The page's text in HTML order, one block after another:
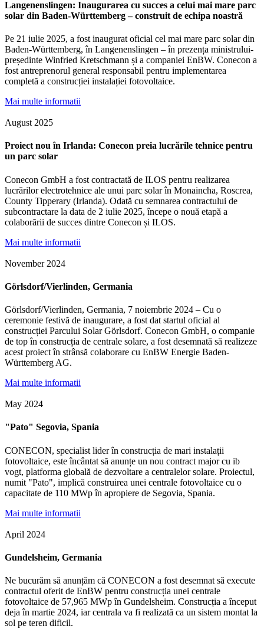
Langenenslingen: Inaugurarea cu succes a celui mai mare parc
solar din Baden-Württemberg – construit de echipa noastră
Pe 21 iulie 2025, a fost inaugurat oficial cel mai mare parc solar din
Baden-Württemberg, în Langenenslingen – în prezența ministrului-
președinte Winfried Kretschmann și a companiei EnBW. Conecon a
fost antreprenorul general responsabil pentru implementarea
completă a construcției instalației fotovoltaice.
Mai multe informatii
August 2025
Proiect nou în Irlanda: Conecon preia lucrările tehnice pentru
un parc solar
Conecon GmbH a fost contractată de ILOS pentru realizarea
lucrărilor electrotehnice ale unui parc solar în Monaincha, Roscrea,
County Tipperary (Irlanda). Odată cu semnarea contractului de
subcontractare la data de 2 iulie 2025, începe o nouă etapă a
colaborării de succes dintre Conecon și ILOS.
Mai multe informatii
November 2024
Görlsdorf/Vierlinden, Germania
Görlsdorf/Vierlinden, Germania, 7 noiembrie 2024 – Cu o
ceremonie festivă de inaugurare, a fost dat startul oficial al
construcției Parcului Solar Görlsdorf. Conecon GmbH, o companie
de top în construcția de centrale solare, a fost desemnată să realizeze
acest proiect în strânsă colaborare cu EnBW Energie Baden-
Württemberg AG.
Mai multe informatii
May 2024
"Pato" Segovia, Spania
CONECON, specialist lider în construcția de mari instalații
fotovoltaice, este încântat să anunțe un nou contract major cu ib
vogt, platforma globală de dezvoltare a centralelor solare. Proiectul,
numit "Pato", implică construirea unei centrale fotovoltaice cu o
capacitate de 110 MWp în apropiere de Segovia, Spania.
Mai multe informatii
April 2024
Gundelsheim, Germania
Ne bucurăm să anunțăm că CONECON a fost desemnat să execute
contractul oferit de EnBW pentru construcția unei centrale
fotovoltaice de 57,965 MWp în Gundelsheim. Construcția a început
deja în martie 2024, iar centrala va fi realizată ca un sistem montat la
sol pe teren dificil.